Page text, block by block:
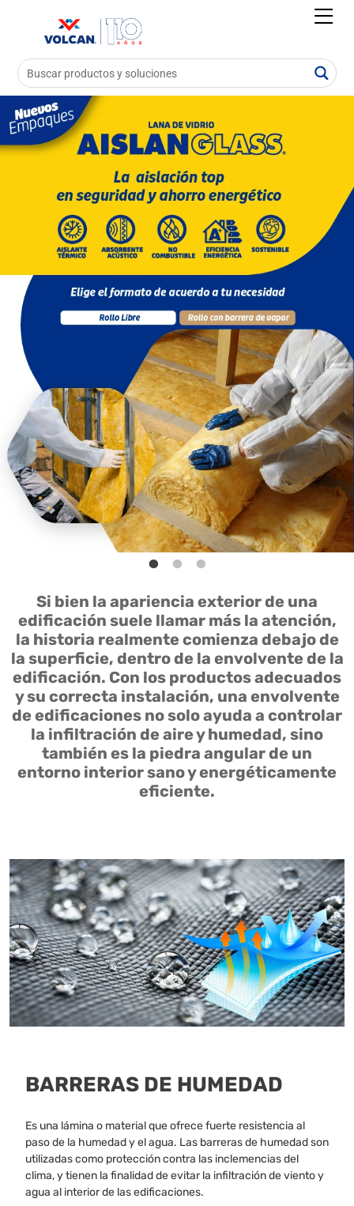
Si bien la apariencia exterior de una
edificación suele llamar más la atención,
la historia realmente comienza debajo de
la superficie, dentro de la envolvente de la
edificación. Con los productos adecuados
y su correcta instalación, una envolvente
de edificaciones no solo ayuda a controlar
la infiltración de aire y humedad, sino
también es la piedra angular de un
entorno interior sano y energéticamente
eficiente.
BARRERAS DE HUMEDAD
Es una lámina o material que ofrece fuerte resistencia al
paso de la humedad y el agua. Las barreras de humedad son
utilizadas como protección contra las inclemencias del
clima, y tienen la finalidad de evitar la infiltración de viento y
agua al interior de las edificaciones.